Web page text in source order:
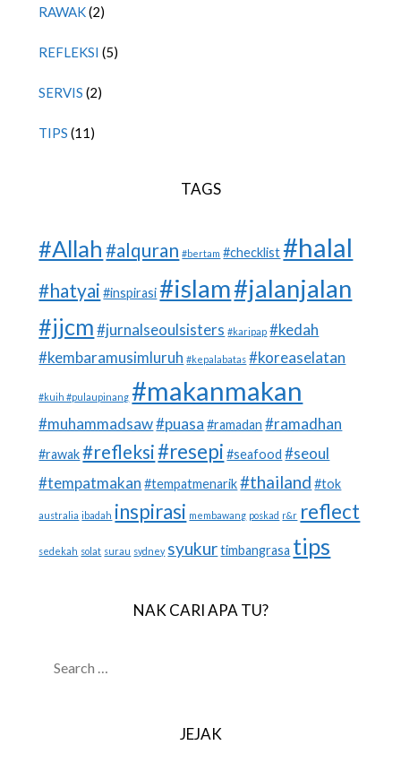
RAWAK(2)
REFLEKSI (5)
SERVIS (2)
TIPS (11)
TAGS
#Allah #alquran #bertam #checklist #halal
#hatyai #inspirasi #islam#jalanjalan
#jjcm #jurnalseoulsisters #karipap #kedah
#kembaramusimluruh #kepalabatas #koreaselatan
#kuih #pulaupinang #makanmakan
#muhammadsaw#puasa #ramadan #ramadhan
#rawak #refleksi#resepi #seafood #seoul
#tempatmakan #tempatmenarik #thailand #tok
australia ibadah inspirasi membawang poskad r&r reflect
sedekah solat surau sydney syukur timbangrasa tips
NAK CARI APA TU?
FOR:
JEJAK